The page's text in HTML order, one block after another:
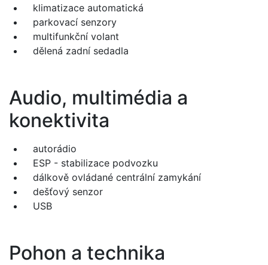
klimatizace automatická
parkovací senzory
multifunkční volant
dělená zadní sedadla
Audio, multimédia a
konektivita
autorádio
ESP - stabilizace podvozku
dálkově ovládané centrální zamykání
dešťový senzor
USB
Pohon a technika